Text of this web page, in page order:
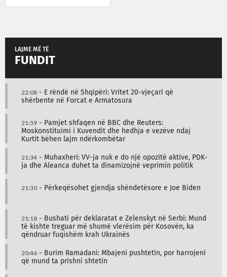
LAJME MË TË
FUNDIT
22:08 - E rëndë në Shqipëri: Vritet 20-vjeçari që
shërbente në Forcat e Armatosura
21:59 - Pamjet shfaqen në BBC dhe Reuters:
Moskonstituimi i Kuvendit dhe hedhja e vezëve ndaj
Kurtit bëhen lajm ndërkombëtar
21:34 - Muhaxheri: VV-ja nuk e do një opozitë aktive, PDK-
ja dhe Aleanca duhet ta dinamizojnë veprimin politik
21:30- Përkeqësohet gjendja shëndetësore e Joe Biden
21:18 - Bushati për deklaratat e Zelenskyt në Serbi: Mund
të kishte treguar më shumë vlerësim për Kosovën, ka
qëndruar fuqishëm krah Ukrainës
20:46 - Burim Ramadani: Mbajeni pushtetin, por harrojeni
që mund ta prishni shtetin